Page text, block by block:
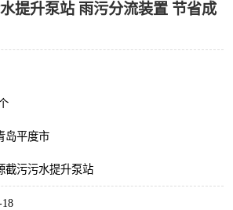
提升泵站 雨污分流装置 节省成
岛平度市
截污污水提升泵站
18